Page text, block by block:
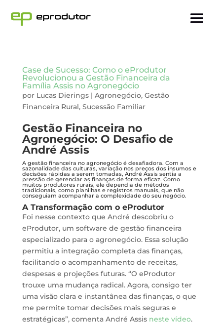
Case de Sucesso: Como o eProdutor
Revolucionou a Gestão Financeira da
Família Assis no Agronegócio
por Lucas Dierings| Agronegócio, Gestão
Financeira Rural, Sucessão Familiar
Gestão Financeira no
Agronegócio: O Desafio de
André Assis
A gestão financeira no agronegócio é desafiadora. Com a
sazonalidade das culturas, variação nos preços dos insumos e
decisões rápidas a serem tomadas, André Assis sentia a
pressão de gerenciar as finanças de forma eficaz. Como
muitos produtores rurais, ele dependia de métodos
tradicionais, como planilhas e registros manuais, que não
conseguiam acompanhar a complexidade do seu negócio.
A Transformação com o eProdutor
Foi nesse contexto que André descobriu o
eProdutor, um software de gestão financeira
especializado para o agronegócio. Essa solução
permitiu a integração completa das finanças,
facilitando o acompanhamento de receitas,
despesas e projeções futuras. “O eProdutor
trouxe uma mudança radical. Agora, consigo ter
uma visão clara e instantânea das finanças, o que
me permite tomar decisões mais seguras e
estratégicas”, comenta André Assis neste vídeo.